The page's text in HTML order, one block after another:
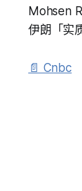
Mohsen
伊朗「实
📄 Cnbc